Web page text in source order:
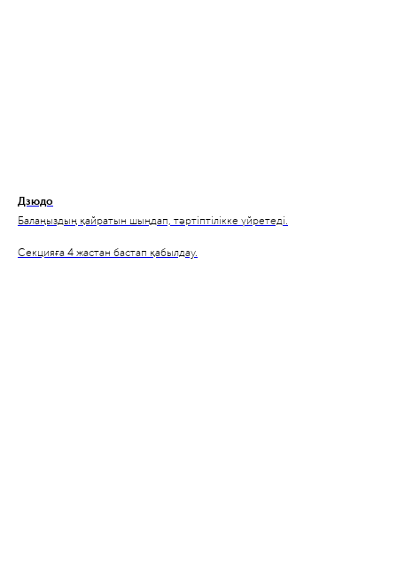
Дзюдо
Балаңыздың қайратын шыңдап, тәртіптілікке үйретеді.
Секцияға 4 жастан бастап қабылдау.